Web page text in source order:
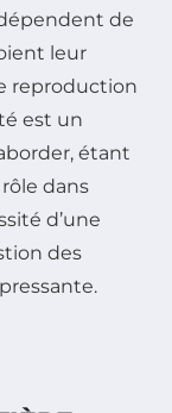
de
leur
reproduction
est un
étant
dans
d’une
des